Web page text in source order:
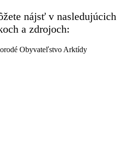
nájsť v nasledujúcich
a zdrojoch: